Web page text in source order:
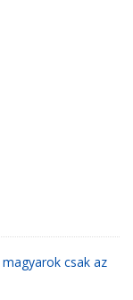
csak az